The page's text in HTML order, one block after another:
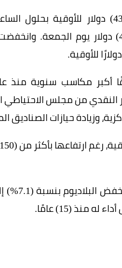
غرينتش، بعد أن سجل مستوى قياسيًا بلغ (4549.71) دولار
النقدي من مجلس الاحتياطي
وزيادة حيازات الصناديق